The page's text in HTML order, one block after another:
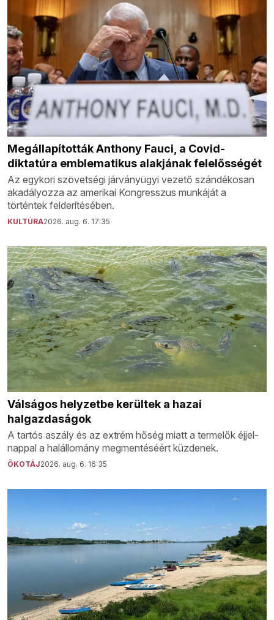
Megállapították Anthony Fauci, a Covid-
diktatúra emblematikus alakjának felelősségét
Az egykori szövetségi járványügyi vezető szándékosan
akadályozza az amerikai Kongresszus munkáját a
történtek felderítésében.
KULTÚRA2026. aug. 6. 17:35
Válságos helyzetbe kerültek a hazai
halgazdaságok
A tartós aszály és az extrém hőség miatt a termelők éjjel-
nappal a halállomány megmentéséért küzdenek.
ÖKOTÁJ2026. aug. 6. 16:35